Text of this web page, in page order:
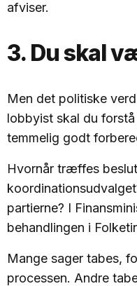
afviser.
3. Du skal
Men det politiske
lobbyist skal du
temmelig godt
Hvornår træffes
partierne? I
behandlingen i
Mange sager tabes,
processen. Andre